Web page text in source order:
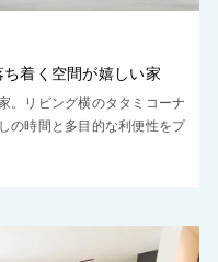
着く空間が嬉しい家
。リビング横のタタミコーナ
の時間と多目的な利便性をプ